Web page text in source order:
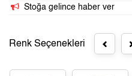
Stoğa gelince haber ver
Renk Seçenekleri